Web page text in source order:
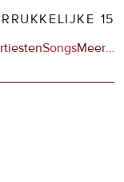
15
SongsMeerop
…